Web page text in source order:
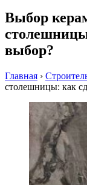
Выбор
выбор?
Главная ›
столешницы: как